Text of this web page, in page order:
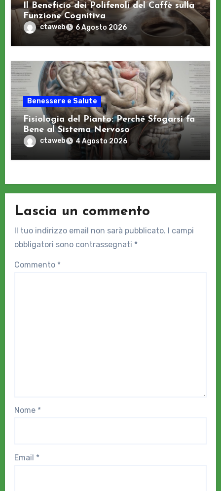
Il Beneficio dei Polifenoli del Caffè sulla
Funzione Cognitiva
ctaweb 6 Agosto 2026
Benessere e Salute
Fisiologia del Pianto: Perché Sfogarsi fa
Bene al Sistema Nervoso
ctaweb 4 Agosto 2026
Lascia un commento
Il tuo indirizzo email non sarà pubblicato. I campi
obbligatori sono contrassegnati *
Commento *
Nome *
Email *